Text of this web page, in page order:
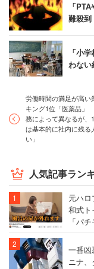
「
難殺
「小
わない
労働時間の満足が高い
キング1位「医薬品」
務によって異なるが、
は基本的に社内に残る
い」
人気記事ラン
元ハ
和式ト
「パ
一番凶
ニナ